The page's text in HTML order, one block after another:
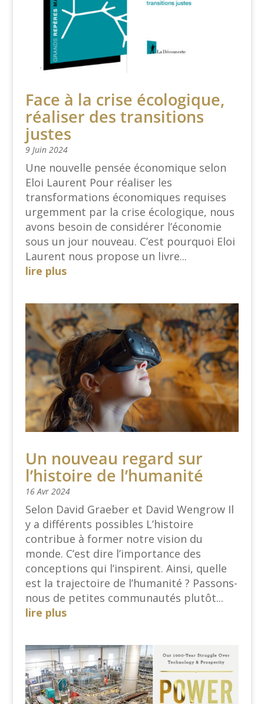
Face à la crise écologique,
réaliser des transitions
justes
9 Juin 2024
Une nouvelle pensée économique selon
Eloi Laurent Pour réaliser les
transformations économiques requises
urgemment par la crise écologique, nous
avons besoin de considérer l’économie
sous un jour nouveau. C’est pourquoi Eloi
Laurent nous propose un livre...
lire plus
Un nouveau regard sur
l’histoire de l’humanité
16 Avr 2024
Selon David Graeber et David Wengrow Il
y a différents possibles L’histoire
contribue à former notre vision du
monde. C’est dire l’importance des
conceptions qui l’inspirent. Ainsi, quelle
est la trajectoire de l’humanité ? Passons-
nous de petites communautés plutôt...
lire plus